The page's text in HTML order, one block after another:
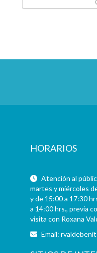
HORARIOS
Atención al
martes y miércoles
y de 15:00 a 17:30
a 14:00 hrs., previa
visita con Roxana
Email: